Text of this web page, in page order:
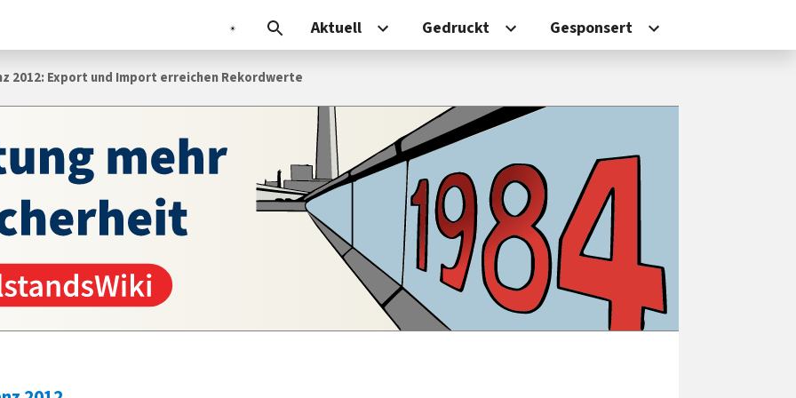
Aktuell Gedruckt Gesponsert
2012: Export und Import erreichen Rekordwerte